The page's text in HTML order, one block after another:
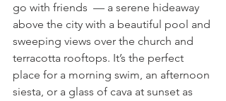
go with friends  — a serene hideaway
above the city with a beautiful pool and
sweeping views over the church and
terracotta rooftops. It’s the perfect
place for a morning swim, an afternoon
siesta, or a glass of cava at sunset as